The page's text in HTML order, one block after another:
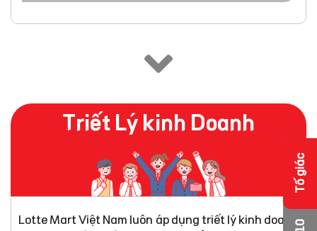
Triết Lý kinh Doanh
Lotte Mart Việt Nam luôn áp dụng triết lý kinh doanh
Tố giác